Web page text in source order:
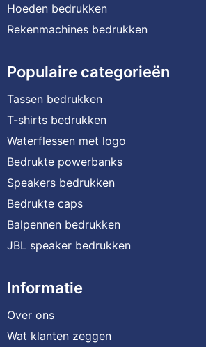
Hoeden bedrukken
Rekenmachines bedrukken
Populaire categorieën
Tassen bedrukken
T-shirts bedrukken
Waterflessen met logo
Bedrukte powerbanks
Speakers bedrukken
Bedrukte caps
Balpennen bedrukken
JBL speaker bedrukken
Informatie
Over ons
Wat klanten zeggen